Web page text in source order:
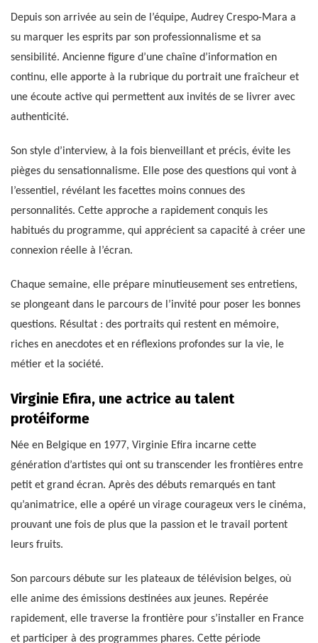
Depuis son arrivée au sein de l’équipe, Audrey Crespo-Mara a
su marquer les esprits par son professionnalisme et sa
sensibilité. Ancienne figure d’une chaîne d’information en
continu, elle apporte à la rubrique du portrait une fraîcheur et
une écoute active qui permettent aux invités de se livrer avec
authenticité.
Son style d’interview, à la fois bienveillant et précis, évite les
pièges du sensationnalisme. Elle pose des questions qui vont à
l’essentiel, révélant les facettes moins connues des
personnalités. Cette approche a rapidement conquis les
habitués du programme, qui apprécient sa capacité à créer une
connexion réelle à l’écran.
Chaque semaine, elle prépare minutieusement ses entretiens,
se plongeant dans le parcours de l’invité pour poser les bonnes
questions. Résultat : des portraits qui restent en mémoire,
riches en anecdotes et en réflexions profondes sur la vie, le
métier et la société.
Virginie Efira, une actrice au talent
protéiforme
Née en Belgique en 1977, Virginie Efira incarne cette
génération d’artistes qui ont su transcender les frontières entre
petit et grand écran. Après des débuts remarqués en tant
qu’animatrice, elle a opéré un virage courageux vers le cinéma,
prouvant une fois de plus que la passion et le travail portent
leurs fruits.
Son parcours débute sur les plateaux de télévision belges, où
elle anime des émissions destinées aux jeunes. Repérée
rapidement, elle traverse la frontière pour s’installer en France
et participer à des programmes phares. Cette période